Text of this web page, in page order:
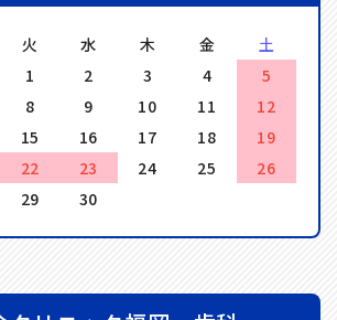
火 水 木 金
土
1
2 3 4
5
8 9 10 11
12
15 16 17 18
19
22 23 24 25
26
29 30